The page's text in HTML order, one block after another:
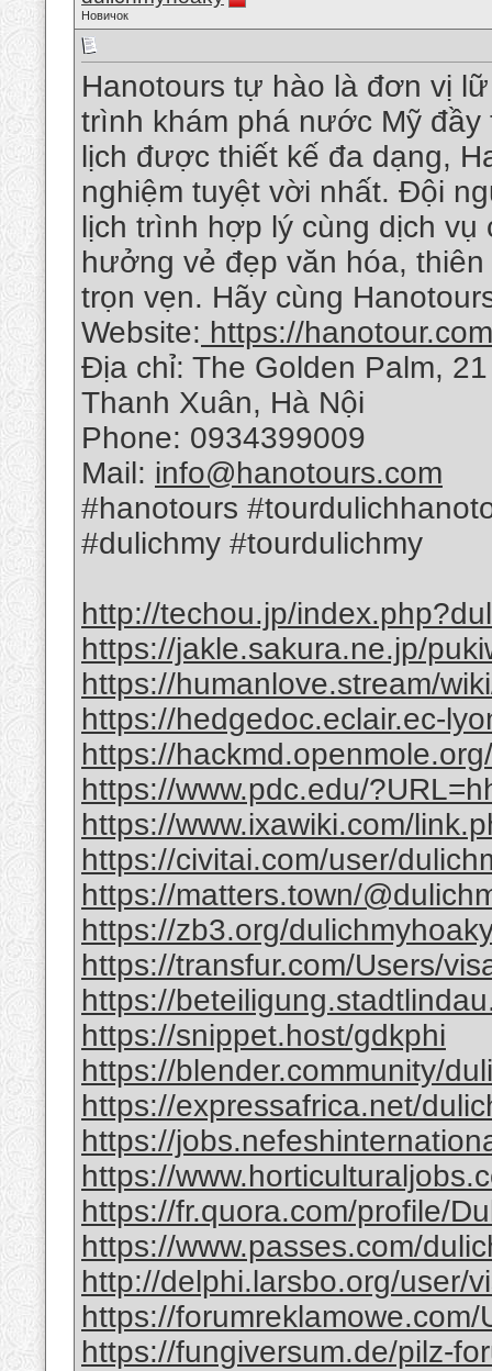
Новичок
Hanotours tự hào là đơn vị
trình khám phá nước Mỹ
lịch được thiết kế đa dạng,
nghiệm tuyệt vời nhất. Đội
lịch trình hợp lý cùng dịch
hưởng vẻ đẹp văn hóa,
trọn vẹn. Hãy cùng
Website: https://
Địa chỉ: The Golden Palm,
Thanh Xuân, Hà Nội
Phone: 0934399009
Mail: info@hanotours.com
#hanotours
#dulichmy #tourdulichmy
http://techou.jp/
https://jakle.sakura.ne.jp/
https://humanlove.stream/
https://hedgedoc.eclair.ec-
https://
https://www.pdc.edu/
https://www.ixawiki.com/
https://civitai.com/user/
https://matters.town/
https://zb3.org/
https://transfur.com/Users/
https://
https://snippet.host/gdkphi
https://blender.community/
https://expressafrica.net/
https://
https://
https://fr.quora.com/profile/
https://www.passes.com/
http://delphi.larsbo.org/user/
https://
https://fungiversum.de/pilz-